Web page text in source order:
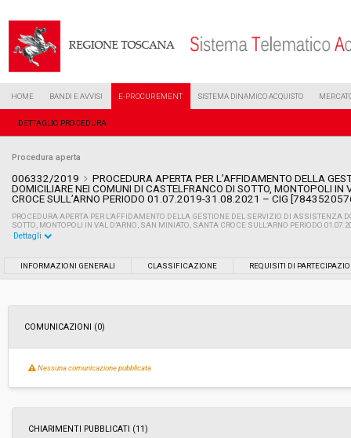
HOME BANDI E AVVISI E-PROCUREMENT SISTEMA DINAMICO ACQUISTO
DETTAGLIO PROCEDURA
Procedura aperta
006332/2019
PROCEDURA APERTA PER L’AFFIDAMENTO DELLA
DOMICILIARE NEI COMUNI DI CASTELFRANCO DI SOTTO, MONTOPOLI IN
CROCE SULL’ARNO PERIODO 01.07.2019-31.08.2021 – CIG
PROCEDURA APERTA PER L’AFFIDAMENTO DELLA GESTIONE DEL SERVIZIO DI ASSISTENZA
SOTTO, MONTOPOLI IN VAL D’ARNO, SAN MINIATO, SANTA CROCE SULL’ARNO PERIODO
Data pubblicazione:
Svolgimento:
Dettagli
INFORMAZIONI GENERALI CLASSIFICAZIONE REQUISITI DI
COMUNICAZIONI (0)
Nessuna comunicazione pubblicata
CHIARIMENTI PUBBLICATI (11)